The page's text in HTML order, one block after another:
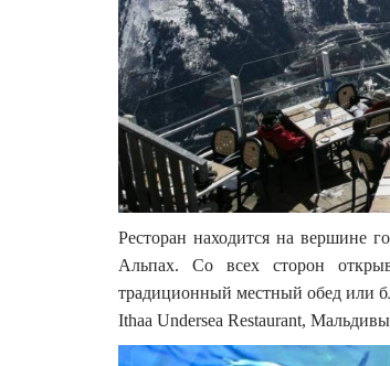
Ресторан находится на вершине
Альпах. Со всех сторон
традиционный местный обед или
Ithaa Undersea Restaurant, Мальдивы